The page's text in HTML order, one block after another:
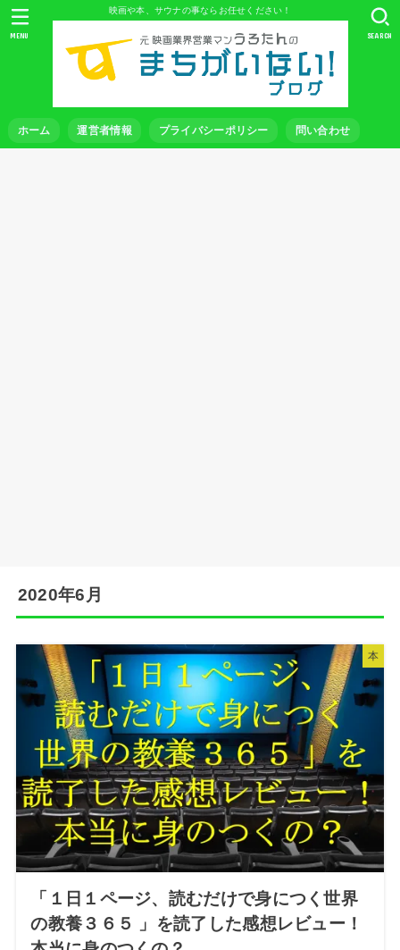
映画や本、サウナの事ならお任せください！
ホーム 運営者情報 プライバシーポリシー 問い合わせ
SEARCH
MENU
2020年6月
本
「１日１ページ、読むだけで身につく世界
の教養３６５ 」を読了した感想レビュー！